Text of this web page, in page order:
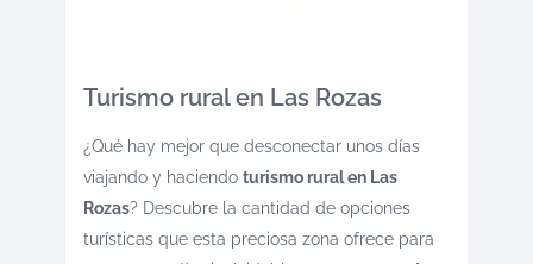
Turismo rural en Las Rozas
¿Qué hay mejor que desconectar unos días
viajando y haciendo turismo rural en Las
Rozas? Descubre la cantidad de opciones
turísticas que esta preciosa zona ofrece para